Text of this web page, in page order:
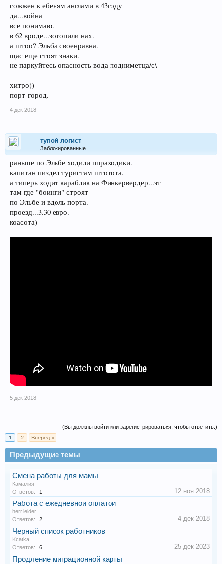
сожжен к ебеням англами в 43году
да...война
все понимаю.
в 62 вроде...зотопили нах.
а штоо? Эльба своенравна.
щас еще стоят знаки.
не паркуйтесь опасность вода подниметца/с\
хитро))
порт-город.
4 дек 2018
тупой логист
Заблокированные
раньше по Эльбе ходили ппраходики.
капитан пиздел туристам штотота.
а типерь ходит караблик на Финкервердер...эт
там где "боинги" строят
по Эльбе и вдоль порта.
проезд...3.30 евро.
коасота)
5 дек 2018
(Вы должны войти или зарегистрироваться, чтобы ответить.)
1
2 Вперёд >
Предыдущие темы
Смена работы для мамы
Камалия
Ответов:
1 12 ноя 2018
Работа с ежедневной оплатой
herr.leider
Ответов:
2 4 дек 2018
Черный список работников
Kcatka
Ответов:
6 25 дек 2023
Продление миграционной карты